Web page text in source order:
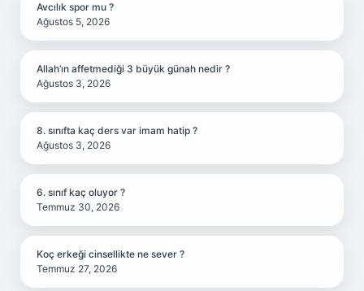
Avcılık spor mu ?
Ağustos 5, 2026
Allah’ın affetmediği 3 büyük günah nedir ?
Ağustos 3, 2026
8. sınıfta kaç ders var imam hatip ?
Ağustos 3, 2026
6. sınıf kaç oluyor ?
Temmuz 30, 2026
Koç erkeği cinsellikte ne sever ?
Temmuz 27, 2026